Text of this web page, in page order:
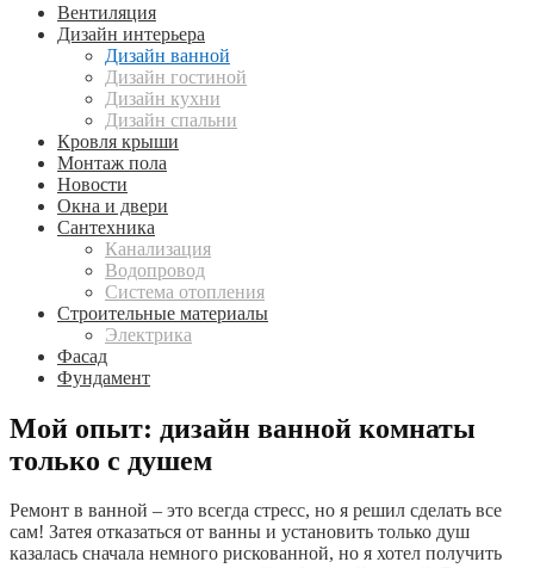
Вентиляция
Дизайн интерьера
Дизайн ванной
Дизайн гостиной
Дизайн кухни
Дизайн спальни
Кровля крыши
Монтаж пола
Новости
Окна и двери
Сантехника
Канализация
Водопровод
Система отопления
Строительные материалы
Электрика
Фасад
Фундамент
Мой опыт: дизайн ванной комнаты
только с душем
Ремонт в ванной – это всегда стресс, но я решил сделать все
сам! Затея отказаться от ванны и установить только душ
казалась сначала немного рискованной, но я хотел получить